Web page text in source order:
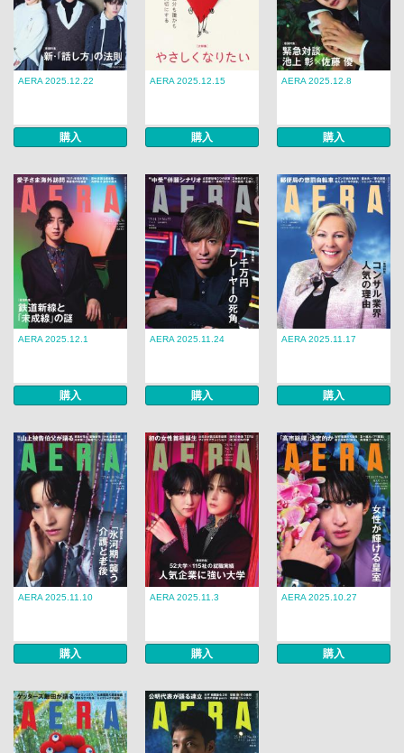
AERA 2025.12.22
購入
AERA 2025.12.15
購入
AERA 2025.12.8
購入
AERA 2025.12.1
購入
AERA 2025.11.24
購入
AERA 2025.11.17
購入
AERA 2025.11.10
購入
AERA 2025.11.3
購入
AERA 2025.10.27
購入